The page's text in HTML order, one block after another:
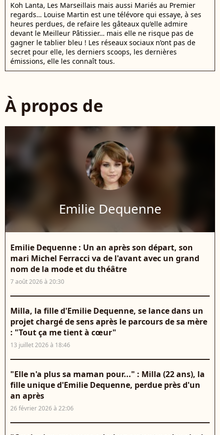
Koh Lanta, Les Marseillais mais aussi Mariés au Premier
regards… Louise Martin est une télévore qui essaye, à ses
heures perdues, de refaire les gâteaux qu’elle admire
devant le Meilleur Pâtissier… mais elle ne risque pas de
gagner le tablier bleu ! Les réseaux sociaux n’ont pas de
secret pour elle, les derniers scoops, les dernières
émissions, elle les connaît tous.
À propos de
Emilie Dequenne
Emilie Dequenne : Un an après son départ, son
mari Michel Ferracci va de l'avant avec un grand
nom de la mode et du théâtre
7 août 2026 à 20:30
Milla, la fille d'Emilie Dequenne, se lance dans un
projet chargé de sens après le parcours de sa mère
: "Tout ça me tient à cœur"
13 juillet 2026 à 18:46
"Elle n'a plus sa maman pour..." : Milla (22 ans), la
fille unique d'Emilie Dequenne, perdue près d'un
an après
26 février 2026 à 22:06